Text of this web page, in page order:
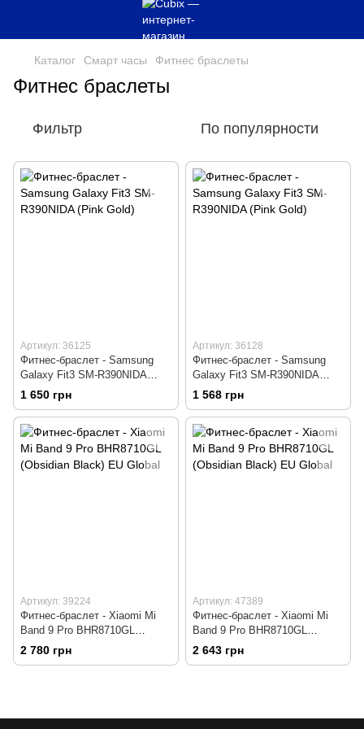
Каталог Смарт часы Фитнес браслеты
Фитнес браслеты
Фильтр По популярности
Артикул: 36125
Фитнес-браслет - Samsung
Galaxy Fit3 SM-R390NIDA
(Pink Gold)
1 650 грн
Артикул: 36128
Фитнес-браслет - Samsung
Galaxy Fit3 SM-R390NIDA
(Pink Gold)
1 568 грн
Артикул: 39224
Фитнес-браслет - Xiaomi Mi
Band 9 Pro BHR8710GL
(Obsidian Black) EU Global
2 780 грн
Артикул: 47389
Фитнес-браслет - Xiaomi Mi
Band 9 Pro BHR8710GL
(Obsidian Black) EU Global
2 643 грн